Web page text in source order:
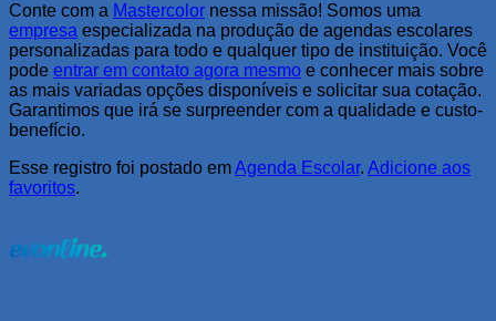
Conte com a Mastercolor nessa missão! Somos uma
empresa especializada na produção de agendas escolares
personalizadas para todo e qualquer tipo de instituição. Você
pode entrar em contato agora mesmo e conhecer mais sobre
as mais variadas opções disponíveis e solicitar sua cotação.
Garantimos que irá se surpreender com a qualidade e custo-
benefício.
Esse registro foi postado emAgenda Escolar. Adicione aos
favoritos.